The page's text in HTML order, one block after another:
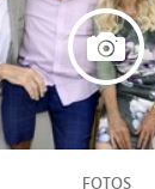
FOTOS